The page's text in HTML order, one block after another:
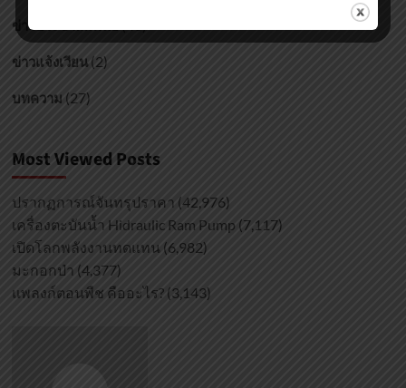
ข่าวประชาสัมพันธ์
ข่าวแจ้งเวียน(2)
บทความ (27)
Most Viewed Posts
ปรากฏการณ์จันทรุปราคา (42,976)
เครื่องตะบันน้ำ Hidraulic Ram Pump (7,117)
เปิดโลกพลังงานทดแทน (6,982)
มะกอกป่า (4,377)
แพลงก์ตอนพืช คืออะไร? (3,143)